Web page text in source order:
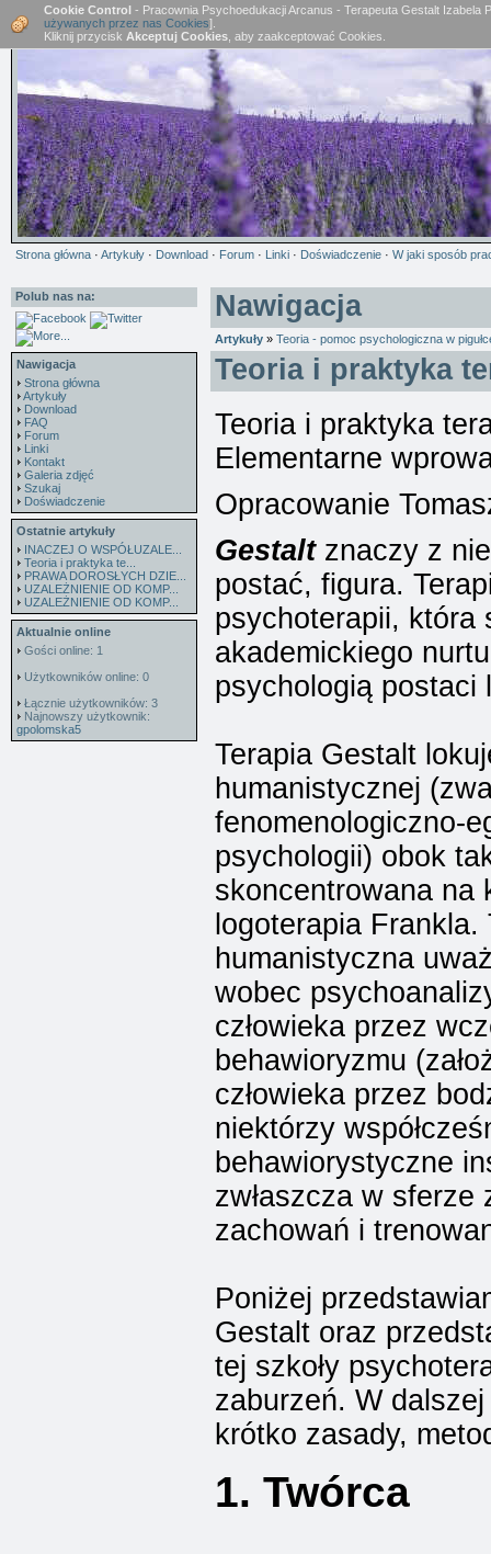
Strona główna · Artykuły · Download · Forum · Linki · Doświadczenie · W jaki sposób
Polub nas na:
Nawigacja
Strona główna
Artykuły
Download
FAQ
Forum
Linki
Kontakt
Galeria zdjęć
Szukaj
Doświadczenie
Ostatnie artykuły
INACZEJ O WSPÓŁUZALE...
Teoria i praktyka te...
PRAWA DOROSŁYCH DZIE...
UZALEŻNIENIE OD KOMP...
UZALEŻNIENIE OD KOMP...
Aktualnie online
Gości online: 1
Użytkowników online: 0
Łącznie użytkowników: 3
Najnowszy użytkownik:
gpolomska5
Cookie Control - Pracownia Psychoedukacji Arcanus - Terapeuta Gestalt
używanych przez nas Cookies].
Kliknij przycisk Akceptuj Cookies , aby zaakceptować Cookies.
Nawigacja
Artykuły » Teoria - pomoc psychologiczna w
Teoria i praktyka
Teoria i praktyka
Elementarne
Opracowanie
Gestaltznaczy z
postać, figura.
psychoterapii, która
akademickiego
psychologią postaci
Terapia Gestalt
humanistycznej
fenomenologiczno-
psychologii) obok
skoncentrowana na
logoterapia
humanistyczna
wobec
człowieka przez
behawioryzmu
człowieka przez
niektórzy
behawiorystyczne
zwłaszcza w sferze
zachowań i
Poniżej
Gestalt oraz
tej szkoły
zaburzeń. W
krótko zasady,
1. Twórca